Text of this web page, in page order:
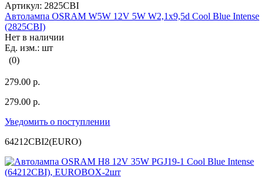
Артикул: 2825CBI
Автолампа OSRAM W5W 12V 5W W2,1x9,5d Cool Blue Intense
(2825CBI)
Нет в наличии
Ед. изм.: шт
(0)
279.00 р.
279.00 р.
Уведомить о поступлении
64212CBI2(EURO)